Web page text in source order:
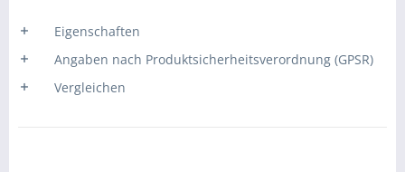
Eigenschaften
Angaben nach Produktsicherheitsverordnung (GPSR)
Vergleichen